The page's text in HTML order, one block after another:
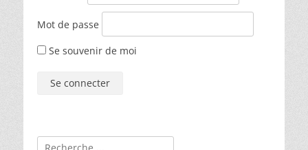
Mot de passe
Se souvenir de moi
Rechercher :